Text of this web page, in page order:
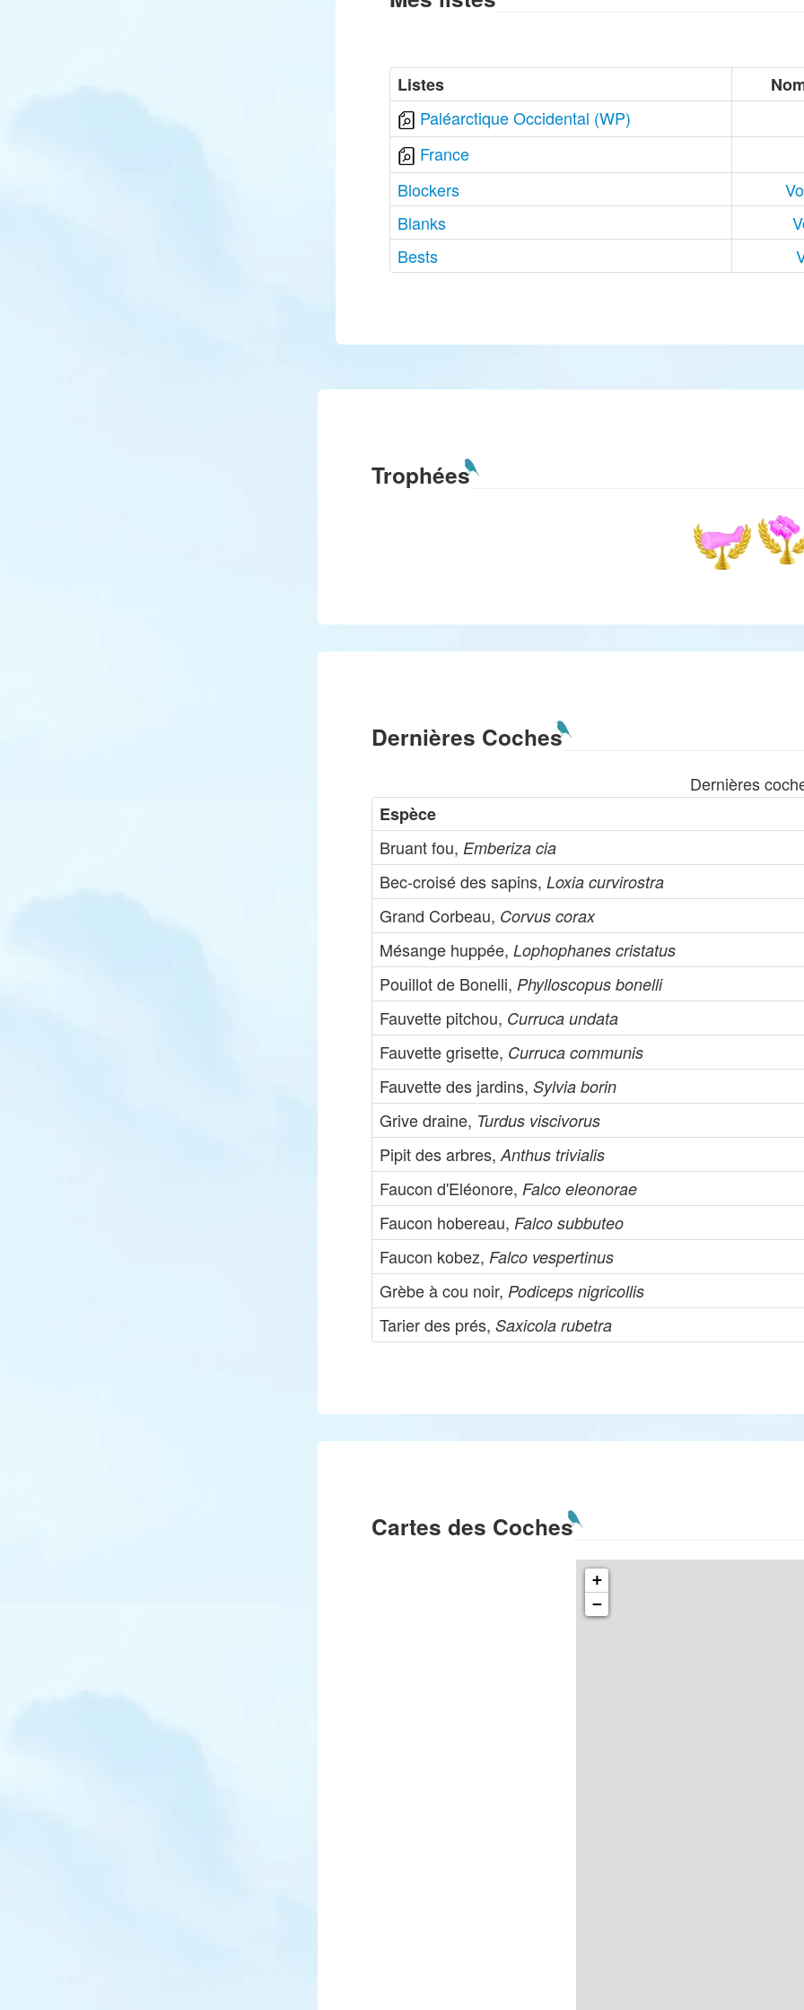
Listes
Paléarctique Occidental (WP)
France
Blockers
Blanks
Bests
Trophées
Dernières Coches
Dernières
Espèce
Bruant fou, Emberiza cia
Bec-croisé des sapins,Loxia curvirostra
Grand Corbeau, Corvus corax
Mésange huppée,Lophophanes cristatus
Pouillot de Bonelli, Phylloscopus bonelli
Fauvette pitchou, Curruca undata
Fauvette grisette, Curruca communis
Fauvette des jardins,Sylvia borin
Grive draine, Turdus viscivorus
Pipit des arbres,Anthus trivialis
Faucon d'Eléonore, Falco eleonorae
Faucon hobereau, Falco subbuteo
Faucon kobez, Falco vespertinus
Grèbe à cou noir, Podiceps nigricollis
Tarier des prés,Saxicola rubetra
Cartes des Coches
+
−